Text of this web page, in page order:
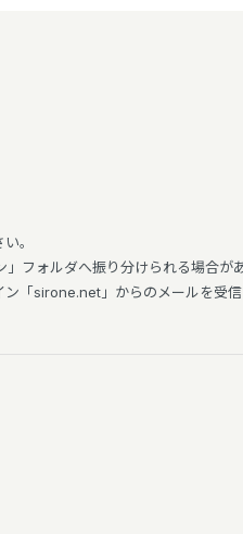
。
フォルダへ振り分けられる場合があ
「sirone.net」からのメールを受信